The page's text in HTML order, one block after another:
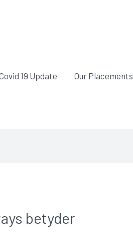
19 Update Our Placements
betyder